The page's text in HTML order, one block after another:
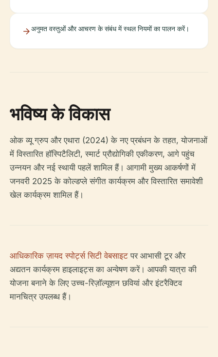
अनुमत वस्तुओं और आचरण के संबंध में स्थल नियमों का पालन करें।
भविष्य के विकास
ओक व्यू ग्रुप और एथारा (2024) के नए प्रबंधन के तहत, योजनाओं
में विस्तारित हॉस्पिटैलिटी, स्मार्ट प्रौद्योगिकी एकीकरण, आगे पहुंच
उन्नयन और नई स्थायी पहलें शामिल हैं। आगामी मुख्य आकर्षणों में
जनवरी 2025 के कोल्डप्ले संगीत कार्यक्रम और विस्तारित समावेशी
खेल कार्यक्रम शामिल हैं।
आधिकारिक ज़ायद स्पोर्ट्स सिटी वेबसाइट पर आभासी टूर और
अद्यतन कार्यक्रम हाइलाइट्स का अन्वेषण करें। आपकी यात्रा की
योजना बनाने के लिए उच्च-रिज़ॉल्यूशन छवियां और इंटरैक्टिव
मानचित्र उपलब्ध हैं।